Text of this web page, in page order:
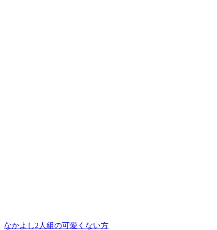
なかよし2人組の可愛くない方